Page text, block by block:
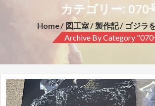
カテゴリー: 070
Home 図工室 製作記
ゴジラ
Archive By Category